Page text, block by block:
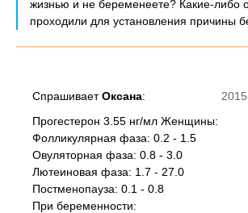
жизнью и не беременеете? Какие-либо
проходили для установления причины
СпрашиваетОксана:
Прогестерон 3.55 нг/мл Женщины:
Фолликулярная фаза: 0.2 - 1.5
Овуляторная фаза: 0.8 - 3.0
Лютеиновая фаза: 1.7 - 27.0
Постменопауза: 0.1 - 0.8
При беременности: